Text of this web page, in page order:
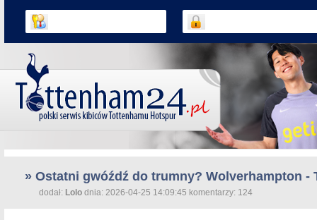
» Ostatni gwóźdź do trumny? Wolverhampton -
dodał: Lolo dnia: 2026-04-25 14:09:45 komentarzy: 124